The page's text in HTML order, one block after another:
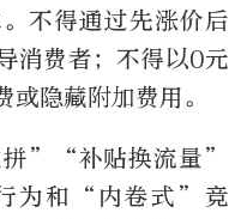
不得通过先涨价后
消费者；不得以0元
隐藏附加费用。
拼”“补贴换流量”
为和“内卷式”竞